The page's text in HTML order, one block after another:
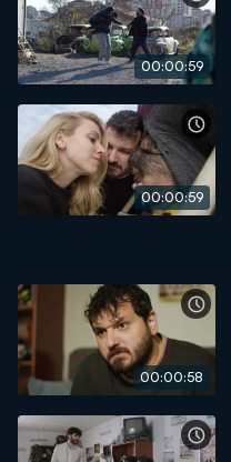
00:00:59
00:00:59
00:00:58